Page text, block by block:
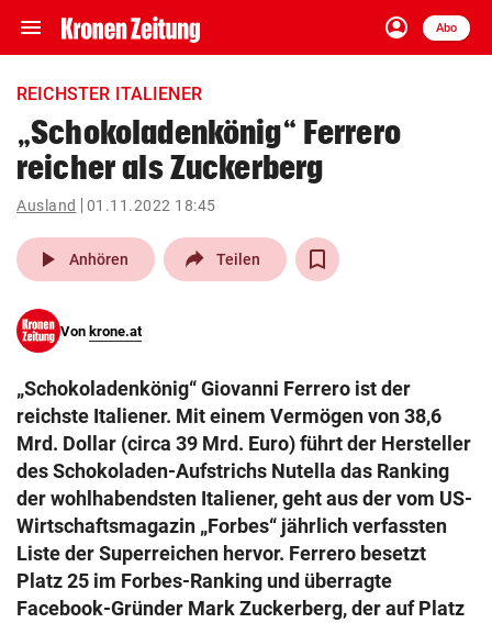
menu Navigation
ein-/ausklappen
account_circle
Anmelden
Abo
close Schließen
account_circle Anmelden
pin_drop
Wien arrow_right
search
eingeben
© Krone Multimedia GmbH & Co KG 2026
Muthgasse 2, 1190 Wien
REICHSTER ITALIENER
„Schokoladenkönig“ Ferrero
reicher als Zuckerberg
Ausland 01.11.2022 18:45
play_arrow Anhören Teilen
Von krone.at
„Schokoladenkönig“ Giovanni Ferrero ist der
reichste Italiener. Mit einem Vermögen von 38,6
Mrd. Dollar (circa 39 Mrd. Euro) führt der Hersteller
des Schokoladen-Aufstrichs Nutella das Ranking
der wohlhabendsten Italiener, geht aus der vom US-
Wirtschaftsmagazin „Forbes“ jährlich verfassten
Liste der Superreichen hervor. Ferrero besetzt
Platz 25 im Forbes-Ranking und überragte
Facebook-Gründer Mark Zuckerberg, der auf Platz